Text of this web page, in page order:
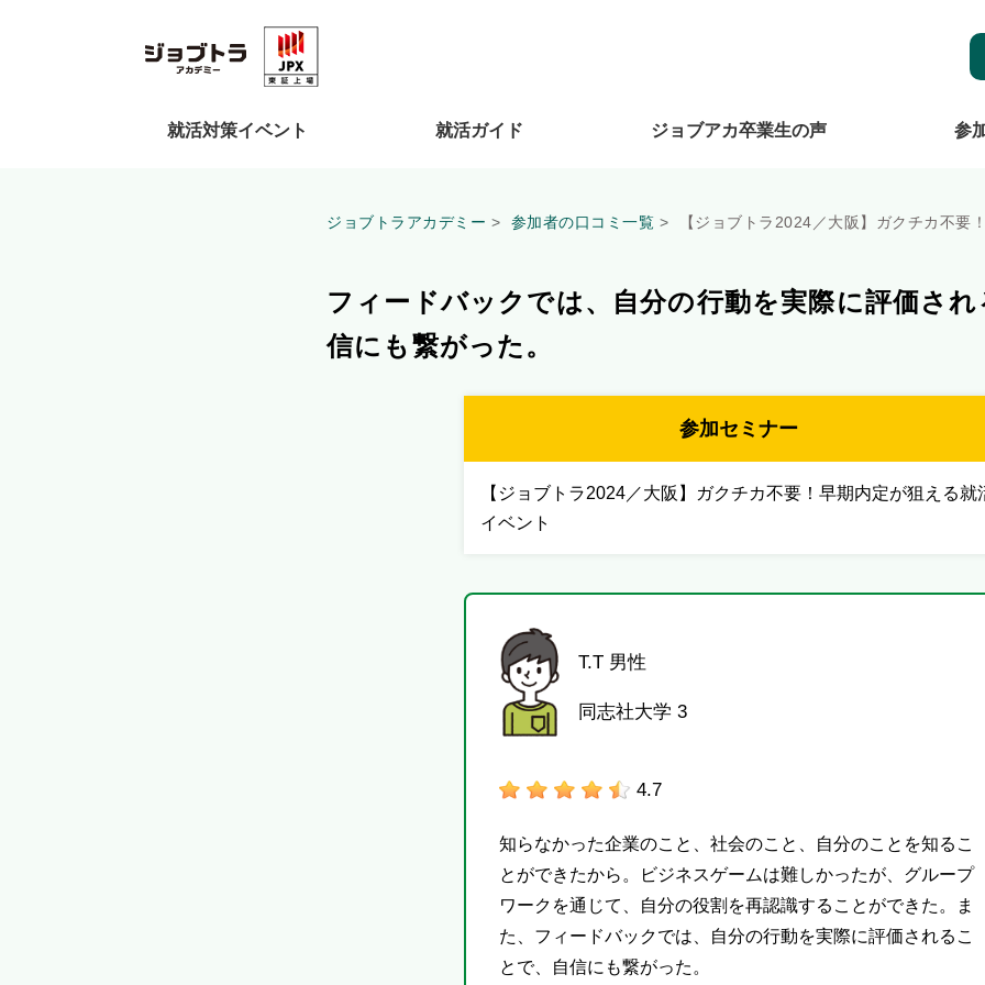
就活対策イベント 就活ガイド ジョブアカ卒業生の声 参
ジョブトラアカデミー 参加者の口コミ一覧 【ジョブトラ2024／大阪】ガクチカ不要
フィードバックでは、自分の行動を実際に評価さ
信にも繋がった。
参加セミナー
【ジョブトラ2024／大阪】ガクチカ不要！早期内定が狙える就
イベント
T.T 男性
同志社大学 3
4.7
知らなかった企業のこと、社会のこと、自分のことを知るこ
とができたから。ビジネスゲームは難しかったが、グループ
ワークを通じて、自分の役割を再認識することができた。ま
た、フィードバックでは、自分の行動を実際に評価されるこ
とで、自信にも繋がった。